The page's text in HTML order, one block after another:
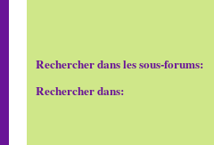
Rechercher dans les sous-forums:
Rechercher dans: